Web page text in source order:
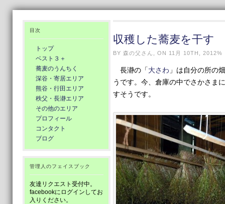
目次
トップ
ベスト３＋
蕎麦のうんちく
深谷・寄居エリア
熊谷・行田エリア
秩父・長瀞エリア
その他のエリア
プロフィール
コンタクト
ブログ
管理人のフェイスブック
友達リクエスト受付中。
facebookにログインしてお
入りください。
収穫した蕎麦を干す
BY 森の父さん, ON 11月 10TH, 2012%
長瀞の「大さわ 」は自分の所の
うです。今、倉庫の中でさかさま
すそうです。